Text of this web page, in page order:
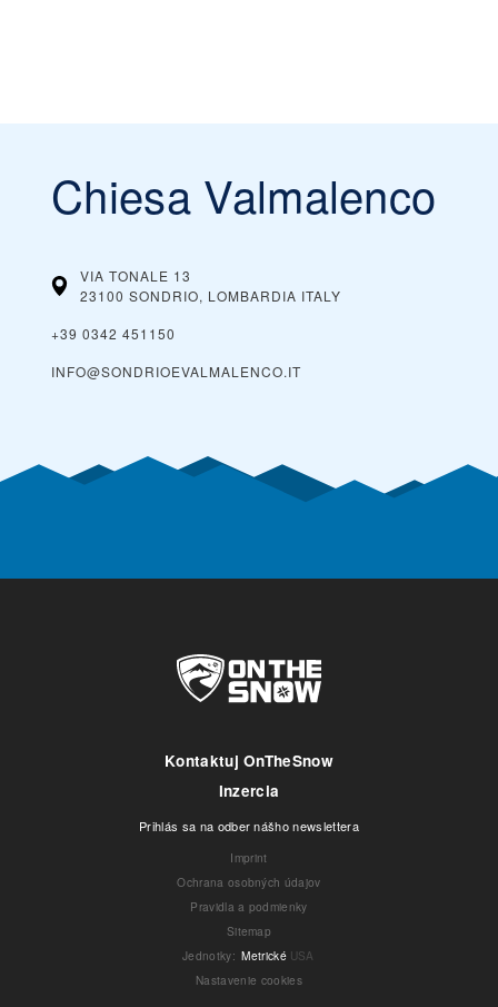
Chiesa Valmalenco
VIA TONALE 13
23100 SONDRIO, LOMBARDIA ITALY
+39 0342 451150
INFO@SONDRIOEVALMALENCO.IT
Kontaktuj OnTheSnow
Inzercia
Prihlás sa na odber nášho newslettera
Imprint
Ochrana osobných údajov
Pravidla a podmienky
Sitemap
Jednotky: Metrické USA
Nastavenie cookies